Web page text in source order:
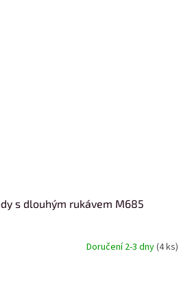
s dlouhým rukávem M685
Doručení 2-3 dny(4 ks)